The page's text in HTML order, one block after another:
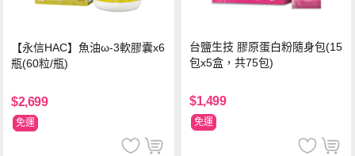
【永信HAC】魚油ω-3軟膠囊x6
瓶(60粒/瓶)
$2,699
免運
台鹽生技 膠原蛋白粉隨身包(15
包x5盒，共75包)
$1,499
免運